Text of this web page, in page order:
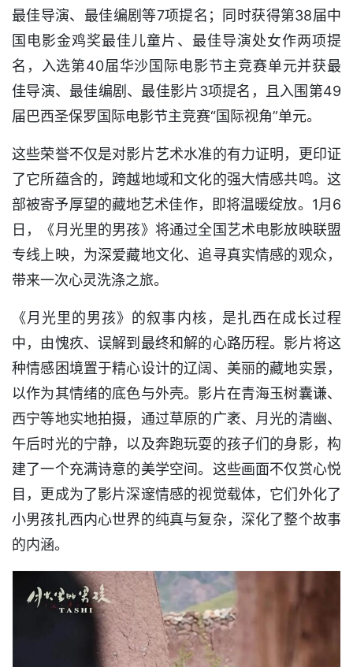
最佳导演、最佳编剧等7项提名；同时获得第38届中
国电影金鸡奖最佳儿童片、最佳导演处女作两项提
名，入选第40届华沙国际电影节主竞赛单元并获最
佳导演、最佳编剧、最佳影片3项提名，且入围第49
届巴西圣保罗国际电影节主竞赛“国际视角”单元。
这些荣誉不仅是对影片艺术水准的有力证明，更印证
了它所蕴含的，跨越地域和文化的强大情感共鸣。这
部被寄予厚望的藏地艺术佳作，即将温暖绽放。1月6
日，《月光里的男孩》将通过全国艺术电影放映联盟
专线上映，为深爱藏地文化、追寻真实情感的观众，
带来一次心灵洗涤之旅。
《月光里的男孩》的叙事内核，是扎西在成长过程
中，由愧疚、误解到最终和解的心路历程。影片将这
种情感困境置于精心设计的辽阔、美丽的藏地实景，
以作为其情绪的底色与外壳。影片在青海玉树囊谦、
西宁等地实地拍摄，通过草原的广袤、月光的清幽、
午后时光的宁静，以及奔跑玩耍的孩子们的身影，构
建了一个充满诗意的美学空间。这些画面不仅赏心悦
目，更成为了影片深邃情感的视觉载体，它们外化了
小男孩扎西内心世界的纯真与复杂，深化了整个故事
的内涵。